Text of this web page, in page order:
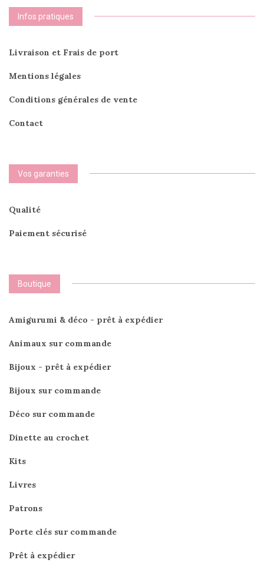
Infos pratiques
Livraison et Frais de port
Mentions légales
Conditions générales de vente
Contact
Vos garanties
Qualité
Paiement sécurisé
Boutique
Amigurumi & déco - prêt à expédier
Animaux sur commande
Bijoux - prêt à expédier
Bijoux sur commande
Déco sur commande
Dinette au crochet
Kits
Livres
Patrons
Porte clés sur commande
Prêt à expédier